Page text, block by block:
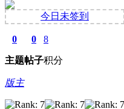
今日未签到
0
主题
0
帖子
8
积分
版主